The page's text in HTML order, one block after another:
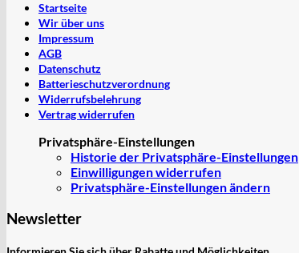
Startseite
Wir über uns
Impressum
AGB
Datenschutz
Batterieschutzverordnung
Widerrufsbelehrung
Vertrag widerrufen
Privatsphäre-Einstellungen
Historie der Privatsphäre-Einstellungen
Einwilligungen widerrufen
Privatsphäre-Einstellungen ändern
Newsletter